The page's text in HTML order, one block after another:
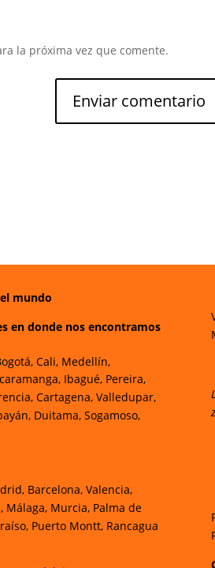
la próxima vez que comente.
mundo
en donde nos encontramos
,Cali, Medellín,
Ibagué,Pereira,
Cartagena, Valledupar,
Duitama, Sogamoso,
Barcelona, Valencia,
Málaga, Murcia, Palma de
Puerto Montt, Rancagua